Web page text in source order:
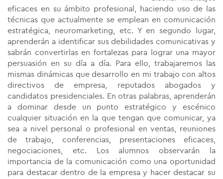
eficaces en su ámbito profesional, haciendo uso de las
técnicas que actualmente se emplean en comunicación
estratégica, neuromarketing, etc. Y en segundo lugar,
aprenderán a identificar sus debilidades comunicativas y
sabrán convertirlas en fortalezas para lograr una mayor
persuasión en su día a día. Para ello, trabajaremos las
mismas dinámicas que desarrollo en mi trabajo con altos
directivos de empresa, reputados abogados y
candidatos presidenciales. En otras palabras, aprenderán
a dominar desde un punto estratégico y escénico
cualquier situación en la que tengan que comunicar, ya
sea a nivel personal o profesional en ventas, reuniones
de trabajo, conferencias, presentaciones eficaces,
negociaciones, etc. Los alumnos observarán la
importancia de la comunicación como una oportunidad
para destacar dentro de la empresa y hacer destacar su